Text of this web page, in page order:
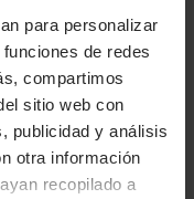
para personalizar
de redes
compartimos
sitio web con
publicidad y análisis
otra información
recopilado a